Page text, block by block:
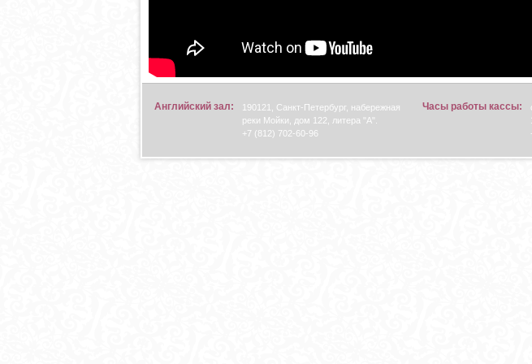
Английский зал:
190121, Санкт-Петербург, набережная
реки Мойки, дом 122, литера "А".
+7 (812) 702-60-96
Часы работы кассы: